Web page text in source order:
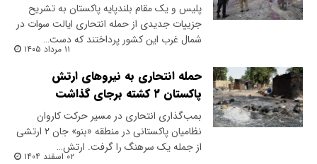
پلیس و یک مقام بلندپایه پاکستان به تشریح
جزییات جدیدی از حمله انتحاری ایالت سوات در
شمال غرب این کشور پرداختند که دست…
۱۱ مرداد ۱۴۰۵
حمله انتحاری به نیروهای ارتش
پاکستان ۲ کشته برجای گذاشت
بمب‌گذاری انتحاری در مسیر حرکت کاروان
نظامیان پاکستانی در منطقه‌ «بنو» جان ۲ ارتشی
از جمله یک سرهنگ را گرفت. ارتش…
۰۲ اسفند ۱۴۰۴